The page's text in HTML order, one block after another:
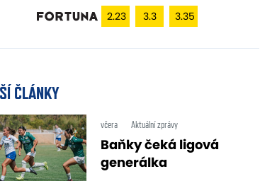
2.23 3.3 3.35
ČLÁNKY
včera Aktuální zprávy
Baňky čeká ligová
generálka